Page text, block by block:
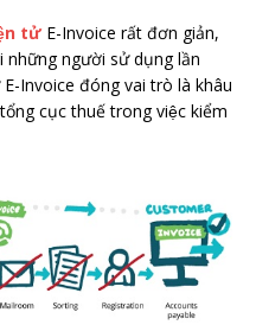
tửE-Invoice rất đơn giản,
những người sử dụng lần
Invoice đóng vai trò là khâu
cục thuế trong việc kiểm